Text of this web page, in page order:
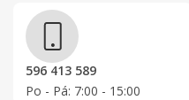
596 413 589
Po - Pá: 7:00 - 15:00